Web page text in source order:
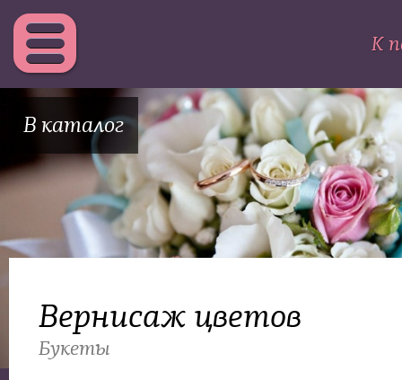
К
В каталог
Вернисаж цветов
Букеты